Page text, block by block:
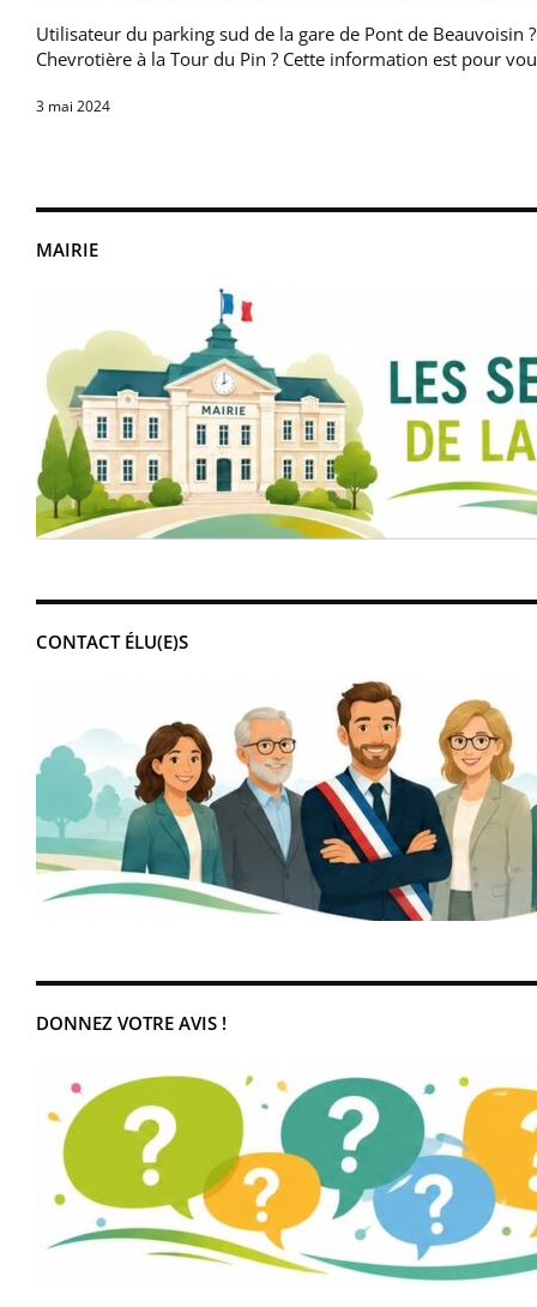
MAIRIE
CONTACT ÉLU(E)S
DONNEZ VOTRE AVIS !
Utilisateur du parking sud de la gare de Pont de Beauvoisin
Chevrotière à la Tour du Pin ? Cette information est pour
3 mai 2024